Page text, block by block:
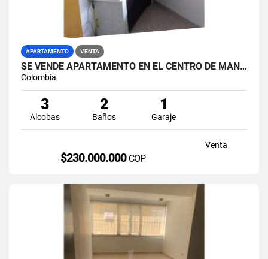
APARTAMENTO VENTA
SE VENDE APARTAMENTO EN EL CENTRO DE MANIZALES.
Colombia
3
Alcobas
2
Baños
1
Garaje
Venta
$230.000.000 COP